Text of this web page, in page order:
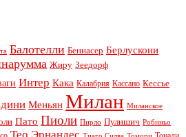
Балотелли Беннасер Берлускони
Жиру Зеедорф
Интер Кака Калабрия Кассано Кессье
Меньян Милан Миланское
Пато Пиоли Пирло Пулишич Робиньо